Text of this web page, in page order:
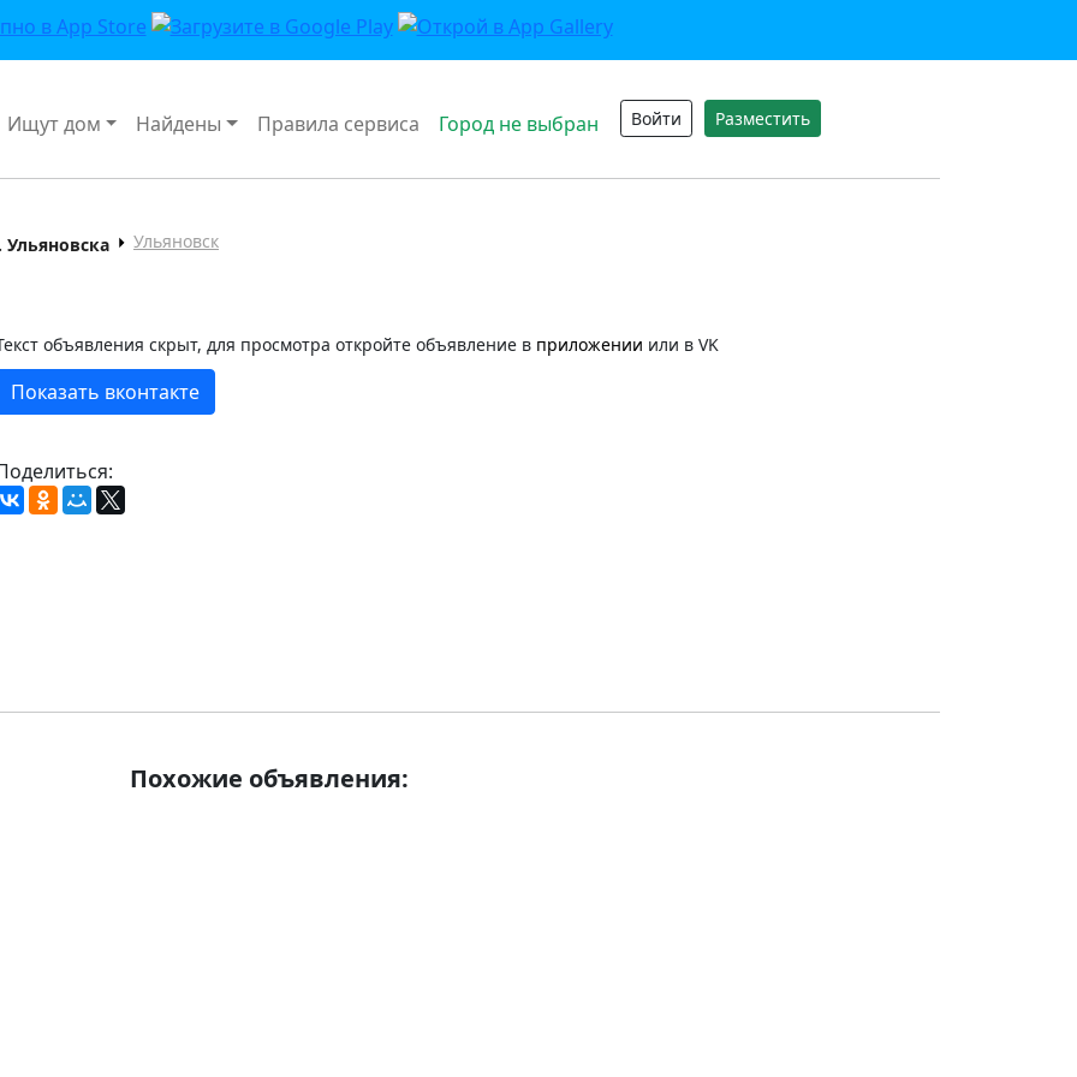
Ищут дом Найдены Правила сервиса Город не выбран Войти Разместить
Ульяновск
объявления скрыт, для просмотра откройте объявление в приложении или в VK
Показать вконтакте
Похожие объявления: